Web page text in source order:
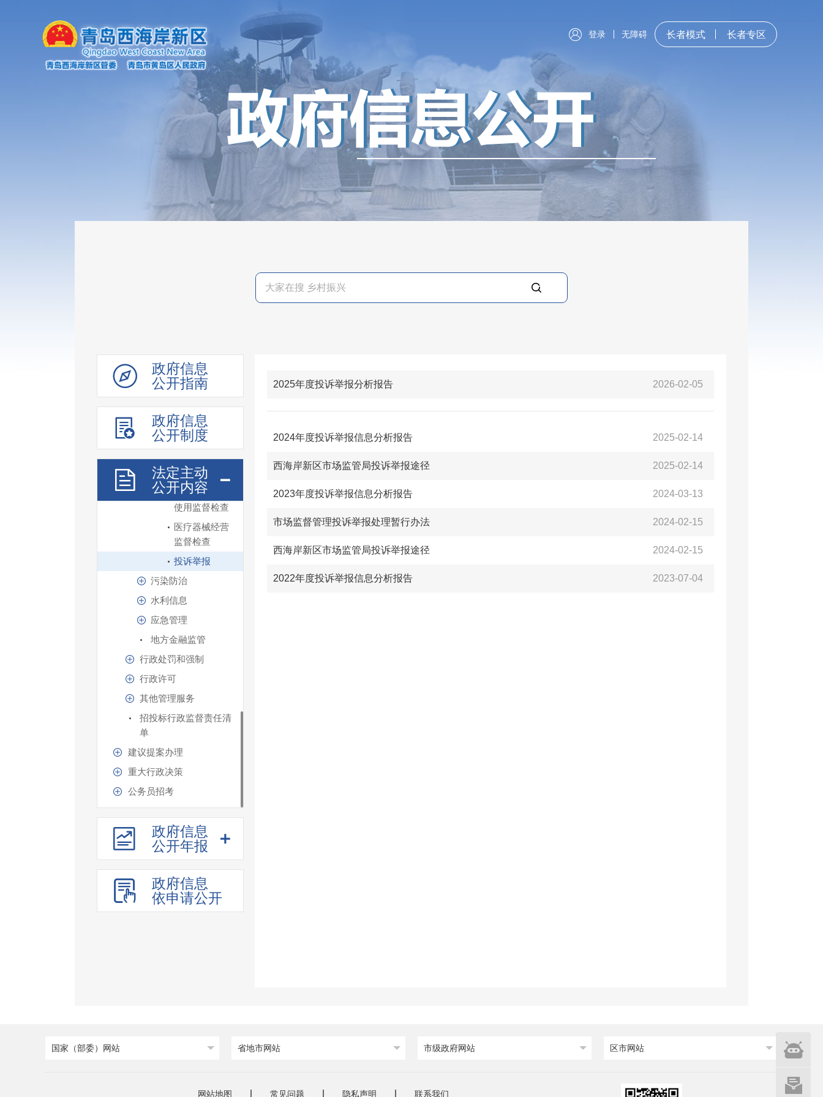
登录 无障碍 长者模式 长者专区
政府信息
公开指南
政府信息
公开制度
法定主动
公开内容
政府工作报告
财政资金信息
重点领域信息
信用信息“双公示”
公共资源配置
公共监管信息
行政执法公示
食品安全抽检
不合格食品核
食品安全消费
提示警示
药品零售企业
监督检查
医疗器械机构
使用监督检查
医疗器械经营
监督检查
投诉举报
污染防治
水利信息
应急管理
地方金融监管
行政处罚和强制
行政许可
其他管理服务
招投标行政监督责任清
单
建议提案办理
重大行政决策
公务员招考
政府信息
公开年报
政府信息
依申请公开
2025年度投诉举报分析报告 2026-02-05
2024年度投诉举报信息分析报告 2025-02-14
西海岸新区市场监管局投诉举报途径 2025-02-14
2023年度投诉举报信息分析报告 2024-03-13
市场监督管理投诉举报处理暂行办法 2024-02-15
西海岸新区市场监管局投诉举报途径 2024-02-15
2022年度投诉举报信息分析报告 2023-07-04
国家（部委）网站 省地市网站 市级政府网站 区市网站
网站地图 常见问题 隐私声明 联系我们
智能
问答
网站建设
意见征集